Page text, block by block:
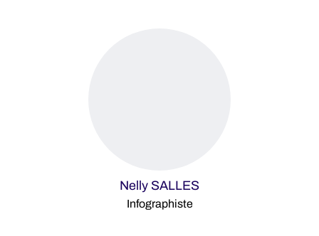
Nelly SALLES
Infographiste